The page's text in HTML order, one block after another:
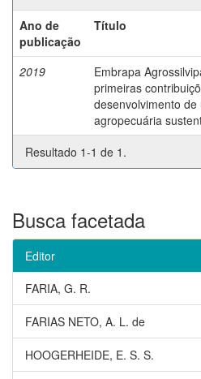
Ano de
publicação
Título
2019
Embrapa
primeiras
desenvolvimento de
agropecuária
Resultado 1-1 de 1.
Busca facetada
Editor
FARIA, G. R.
FARIAS NETO, A. L. de
HOOGERHEIDE, E. S. S.